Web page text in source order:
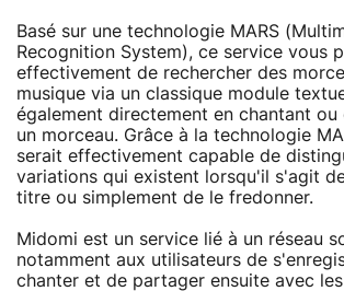
Basé sur une technologie MARS
Recognition System), ce service vous
effectivement de rechercher des
musique via un classique module
également directement en chantant ou
un morceau. Grâce à la technologie
serait effectivement capable de
variations qui existent lorsqu'il s'agit
titre ou simplement de le fredonner.
Midomi est un service lié à un réseau
notamment aux utilisateurs de
chanter et de partager ensuite avec